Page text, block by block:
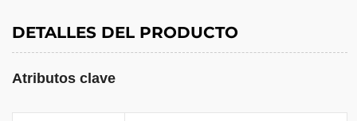
DETALLES DEL PRODUCTO
Atributos clave